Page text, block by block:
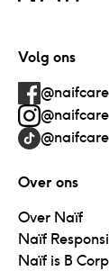
Volg ons
@naifcare
@naifcare
@naifcare
Over ons
Over Naïf
Naïf
Naïf is B